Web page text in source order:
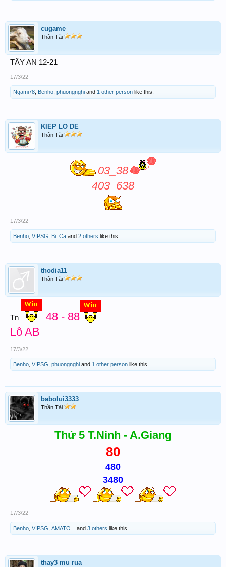
cugame
Thần Tài
TÂY AN 12-21
17/3/22
Ngami78 Benho phuongnghi and 1 other person like this.
KIEP LO DE
Thần Tài
03_38
403_638
17/3/22
Benho VIPSG Bi_Ca and 2 others like this.
thodia11
Thần Tài
Tn
48 - 88
Lô AB
17/3/22
Benho VIPSG phuongnghi and 1 other person like this.
babolui3333
Thần Tài
Thứ 5 T.Ninh - A.Giang
80
480
3480
17/3/22
Benho VIPSG AMATO... and 3 others like this.
thay3 mu rua